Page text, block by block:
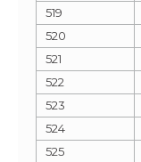
519
520
521
522
523
524
525